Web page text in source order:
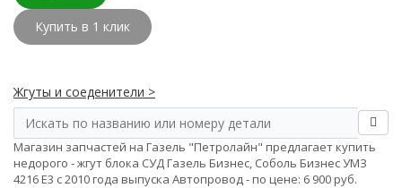
Купить в 1 клик
Жгуты и соеденители >
Магазин запчастей на Газель "Петролайн" предлагает купить
недорого - жгут блока СУД Газель Бизнес, Соболь Бизнес УМЗ
4216 Е3 с 2010 года выпуска Автопровод - по цене: 6 900 руб.